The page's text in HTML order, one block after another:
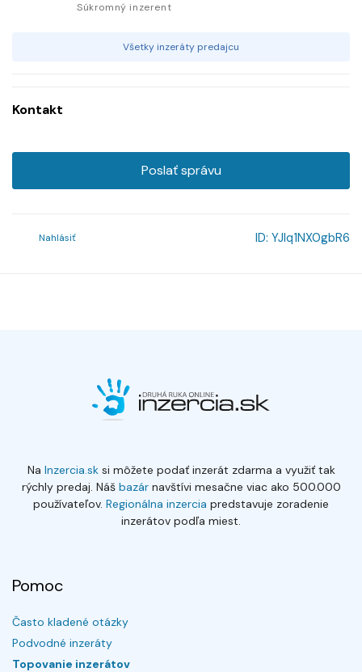
Súkromný inzerent
Všetky inzeráty predajcu
Kontakt
Poslať správu
Nahlásiť ID: YJlq1NX0gbR6
Na Inzercia.sksi môžete podať inzerát zdarma a využiť tak
rýchly predaj. Náš bazárnavštívi mesačne viac ako 500.000
používateľov. Regionálna inzercia predstavuje zoradenie
inzerátov podľa miest.
Pomoc
Často kladené otázky
Podvodné inzeráty
Topovanie inzerátov